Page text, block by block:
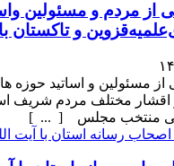
از مردم و مسئولین
و تاکستان
از مسئولین و اساتید حوزه
اقشار مختلف مردم شریف
منتخب مجلس [ ... ]